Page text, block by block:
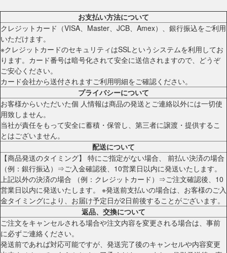
お支払い方法について
クレジットカード（VISA、Master、JCB、Amex）、銀行振込をご利用
いただけます。
※クレジットカードのセキュリティはSSLというシステムを利用してお
ります。カード番号は暗号化されて安全に送信されますので、どうぞ
ご安心ください。
カード会社から送付されますご利用明細をご確認ください。
プライバシーについて
お客様からいただいた個 人情報は商品の発送とご連絡以外には一切使
用致しません。
当社が責任をもって安全に蓄積・保管し、第三者に譲渡・提供するこ
とはございません。
配送について
【商品発送のタイミング】 特にご指定がない場合、 前払い決済の場合
（例：銀行振込）⇒ご入金確認後、10営業日以内に発送いたします。
上記以外の決済の場合 （例：クレジットカード）⇒ご注文確認後、10
営業日以内に発送いたします。 ※発送前支払いの場合は、お客様のご入
金タイミングにより、お届け予定日が2日前後することがございます。
返品、交換について
ご注文をキャンセルされる場合や注文内容を変更される場合は、事前
に必ずご連絡ください。
発送前であれば対応可能ですが、発送完了後のキャンセルや内容変更